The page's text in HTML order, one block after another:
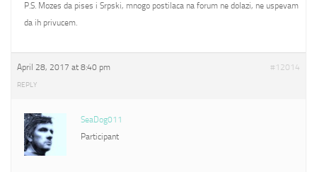
P.S. Mozes da pises i Srpski, mnogo postilaca na forum ne dolazi, ne uspevam
da ih privucem.
April 28, 2017 at 8:40 pm #12014
REPLY
SeaDog011
Participant